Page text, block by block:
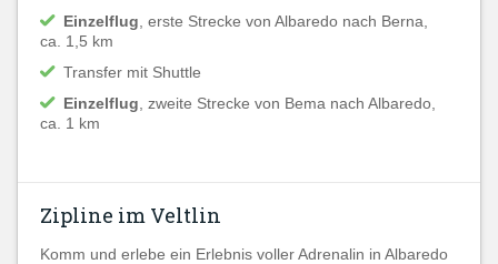
Einzelflug , erste Strecke von Albaredo nach Berna,
ca. 1,5 km
Transfer mit Shuttle
Einzelflug , zweite Strecke von Bema nach Albaredo,
ca. 1 km
Zipline im Veltlin
Komm und erlebe ein Erlebnis voller Adrenalin in Albaredo